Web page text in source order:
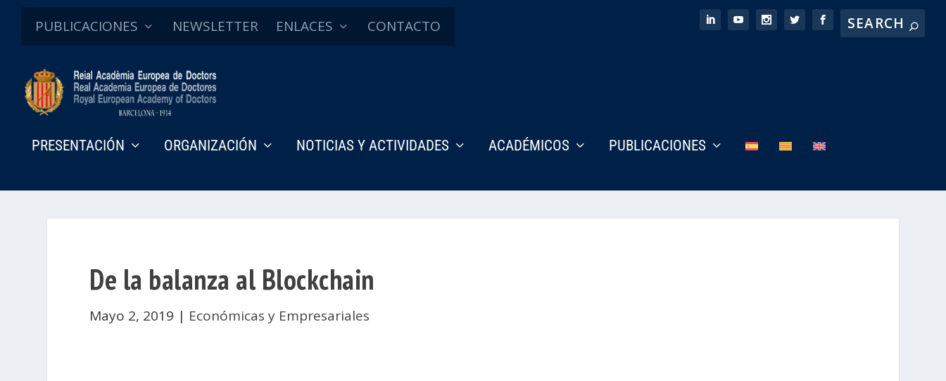
PUBLICACIONES NEWSLETTER ENLACES CONTACTO
PRESENTACIÓN ORGANIZACIÓN NOTICIAS Y ACTIVIDADES ACADÉMICOS PUBLICACIONES
De la balanza al Blockchain
Mayo 2, 2019 | Económicas y Empresariales